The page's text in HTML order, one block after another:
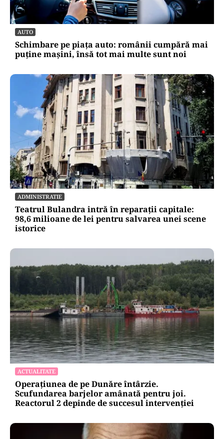
AUTO
Schimbare pe piața auto: românii cumpără mai
puține mașini, însă tot mai multe sunt noi
ADMINISTRATIE
Teatrul Bulandra intră în reparații capitale:
98,6 milioane de lei pentru salvarea unei scene
istorice
ACTUALITATE
Operațiunea de pe Dunăre întârzie.
Scufundarea barjelor amânată pentru joi.
Reactorul 2 depinde de succesul intervenției